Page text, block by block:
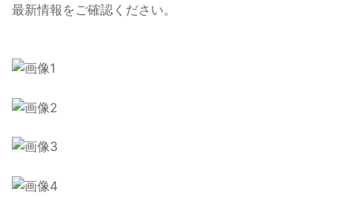
最新情報をご確認ください。